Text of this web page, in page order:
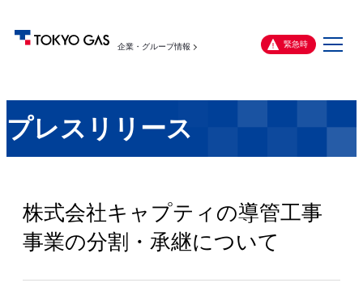
企業・グループ情報 緊急時
メ
プレスリリース
株式会社キャプティの導管工事
事業の分割・承継について